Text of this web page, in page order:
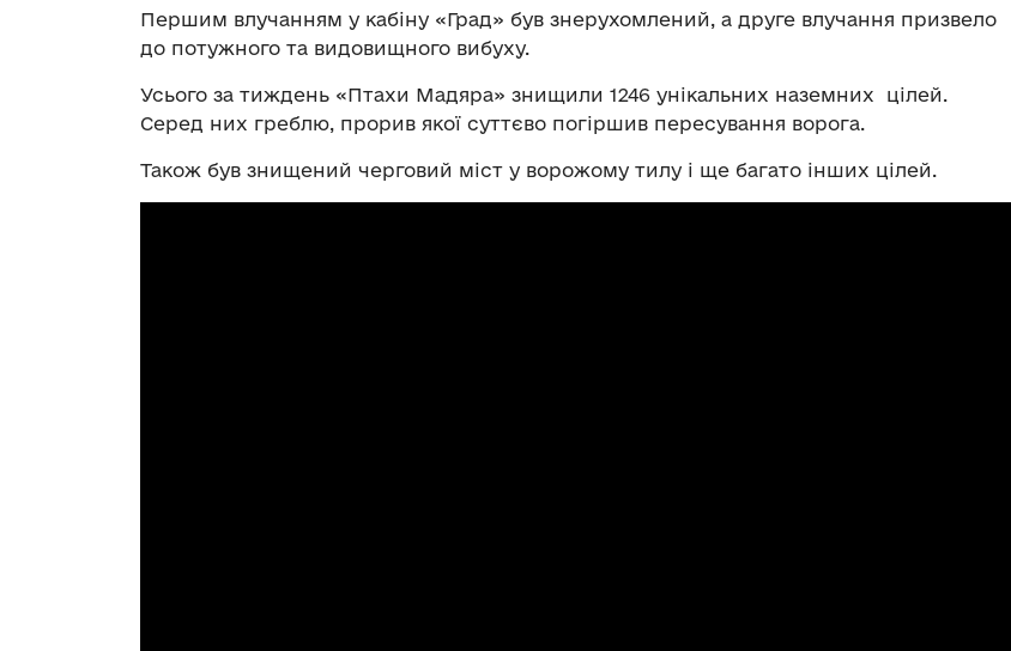
Першим влучанням у кабіну «Град» був знерухомлений, а друге влучання призвело
до потужного та видовищного вибуху.
Усього за тиждень «Птахи Мадяра» знищили 1246 унікальних наземних цілей.
Серед них греблю, прорив якої суттєво погіршив пересування ворога.
Також був знищений черговий міст у ворожому тилу і ще багато інших цілей.